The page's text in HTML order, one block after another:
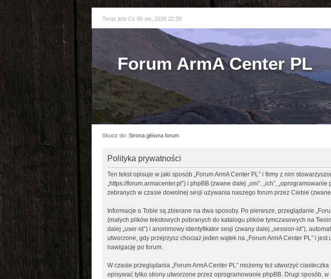
Teraz jest Cz 06 sie, 2026 22:28
Forum ArmA Center PL
Skocz do: Strona główna forum
Polityka prywatności
Ten tekst opisuje w jaki sposób „Forum ArmA Center PL” i firmy z nim
„https://forum.armacenter.pl”) i phpBB (zwane dalej „oni”, „ich”,
zebranych w czasie dowolnej sesji używania naszego forum przez Ciebie
Informacje o Tobie są zbierane na dwa sposoby. Po pierwsze, przeglądanie
(małych plików tekstowych pobranych do katalogu plików tymczasowych na
dalej „user-id”) i anonimowy identyfikator sesji (zwany dalej „session-id”),
utworzone, gdy przejrzysz chociaż jeden wątek na „Forum ArmA Center PL” i
nawigację po forum.
W czasie przeglądania „Forum ArmA Center PL” możemy też utworzyć
opisywać tylko strony utworzone przez oprogramowanie phpBB. Drugi sposób,